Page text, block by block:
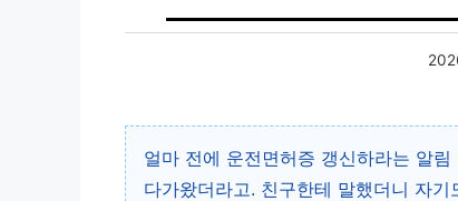
얼마 전에 운전면허증 갱신하라는 알
다가왔더라고. 친구한테 말했더니 자